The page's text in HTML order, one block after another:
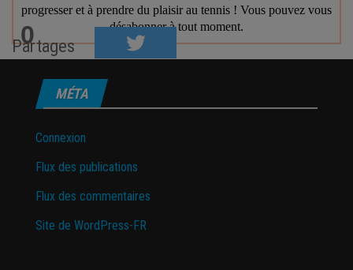
0
Partages
MÉTA
Connexion
Flux des publications
Flux des commentaires
Site de WordPress-FR